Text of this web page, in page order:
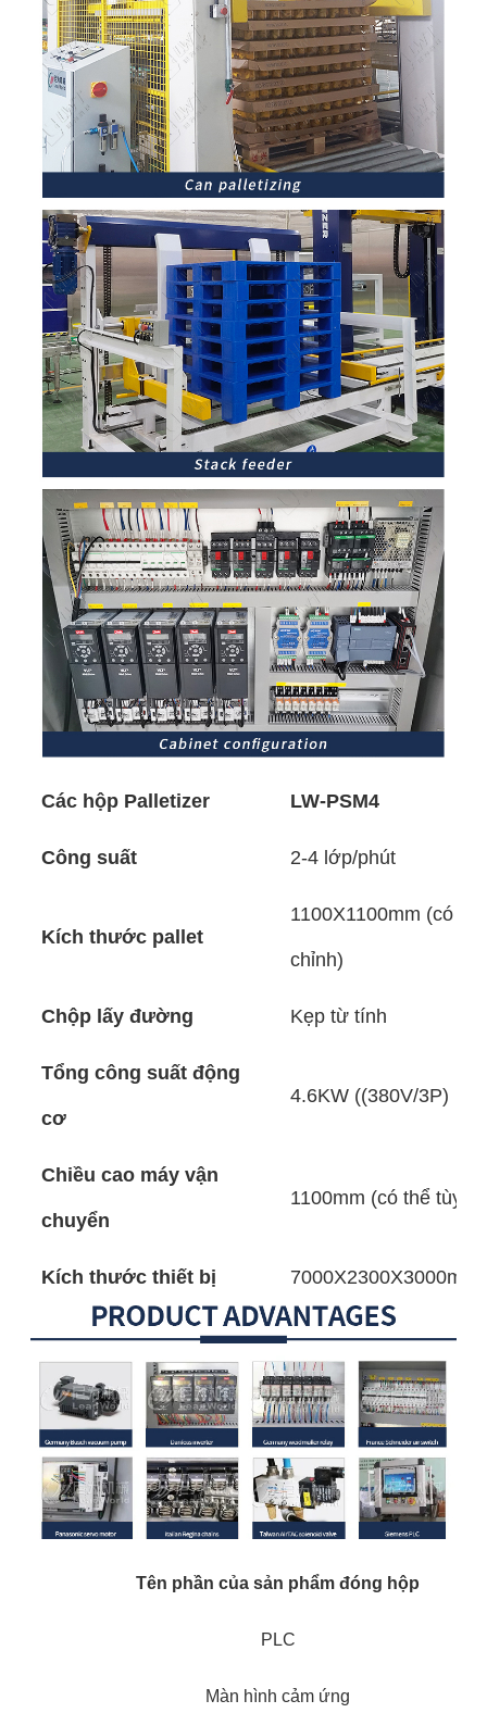
Các hộp Palletizer LW-PSM4
Công suất 2-4 lớp/phút
Kích thước pallet
1100X1100mm (có
chỉnh)
Chộp lấy đường Kẹp từ tính
Tổng công suất động
cơ
4.6KW ((380V/3P)
Chiều cao máy vận
chuyển
1100mm (có thể tùy
Kích thước thiết bị 7000X2300X3000mm
Tên phần của sản phẩm đóng hộp
PLC
Màn hình cảm ứng